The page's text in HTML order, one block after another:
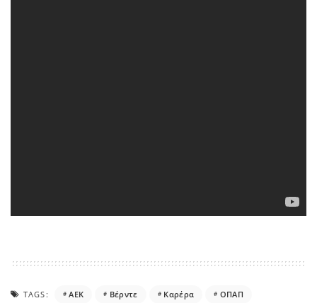
TAGS: ΑΕΚ Βέρντε Καρέρα ΟΠΑΠ